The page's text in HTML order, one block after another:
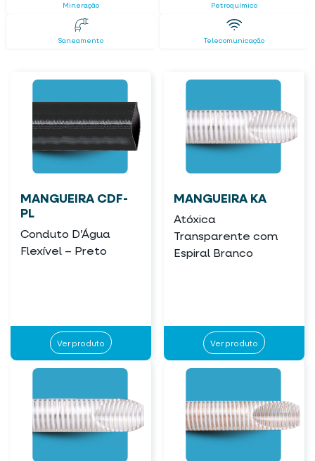
Mineração Petroquímico
Saneamento Telecomunicação
MANGUEIRA CDF-
PL
Conduto D’Água
Flexível – Preto
Ver produto
MANGUEIRA KA
Atóxica
Transparente com
Espiral Branco
Ver produto